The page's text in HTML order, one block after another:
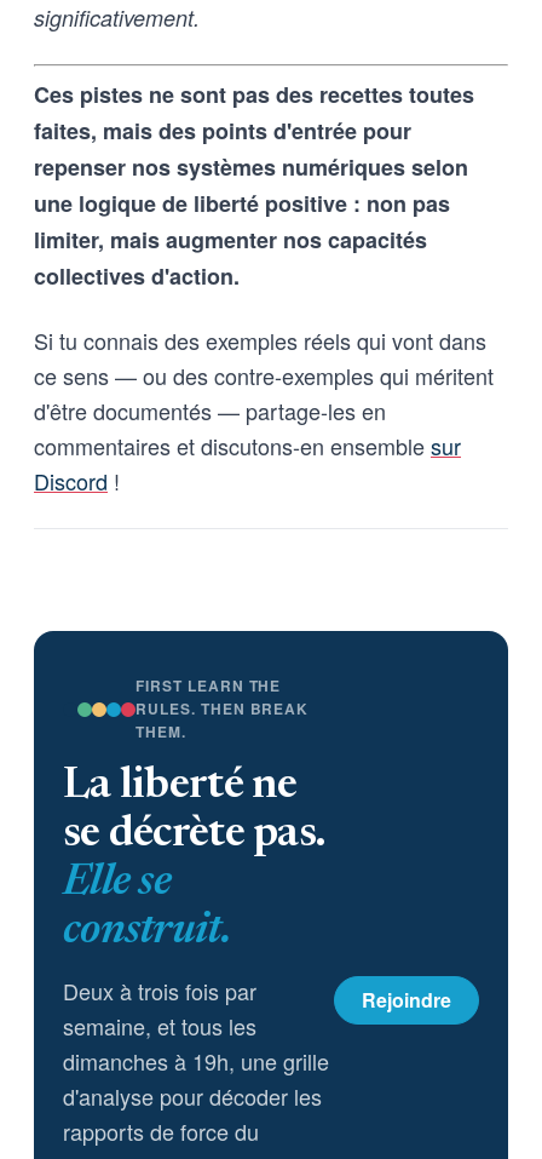
significativement.
Ces pistes ne sont pas des recettes toutes
faites, mais des points d'entrée pour
repenser nos systèmes numériques selon
une logique de liberté positive : non pas
limiter, mais augmenter nos capacités
collectives d'action.
Si tu connais des exemples réels qui vont dans
ce sens — ou des contre-exemples qui méritent
d'être documentés — partage-les en
commentaires et discutons-en ensemblesur
Discord !
FIRST LEARN THE
RULES. THEN BREAK
THEM.
La liberté ne
se décrète pas.
Elle se
construit.
Deux à trois fois par
semaine, et tous les
dimanches à 19h, une grille
d'analyse pour décoder les
rapports de force du
Rejoindre